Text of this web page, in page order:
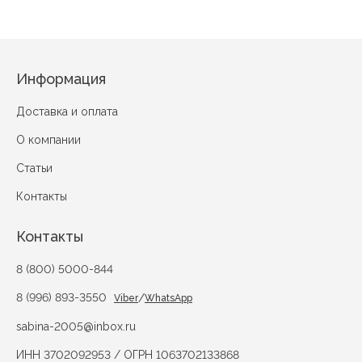
Информация
Доставка и оплата
О компании
Статьи
Контакты
Контакты
8 (800) 5000-844
8 (996) 893-3550 Viber/WhatsApp
sabina-2005@inbox.ru
ИНН 3702092953 / ОГРН 1063702133868